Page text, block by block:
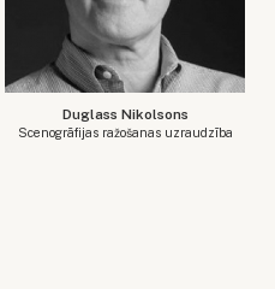
Duglass Nikolsons
Scenogrāfijas ražošanas uzraudzība